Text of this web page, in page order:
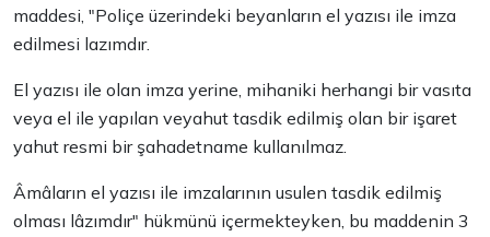
maddesi, "Poliçe üzerindeki beyanların el yazısı ile imza
edilmesi lazımdır.
El yazısı ile olan imza yerine, mihaniki herhangi bir vasıta
veya el ile yapılan veyahut tasdik edilmiş olan bir işaret
yahut resmi bir şahadetname kullanılmaz.
Âmâların el yazısı ile imzalarının usulen tasdik edilmiş
olması lâzımdır" hükmünü içermekteyken, bu maddenin 3